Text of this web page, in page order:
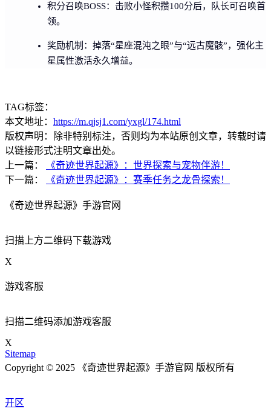
积分召唤BOSS：击败小怪积攒100分后，队长可召唤首
领。
奖励机制：掉落“星座混沌之眼”与“远古魔骸”，强化主
星属性激活永久增益。
TAG标签：
本文地址： https://m.qjsj1.com/yxgl/174.html
版权声明：除非特别标注，否则均为本站原创文章，转载时请
以链接形式注明文章出处。
上一篇：
《奇迹世界起源》：世界探索与宠物伴游！
下一篇：
《奇迹世界起源》：赛季任务之龙骨探索！
《奇迹世界起源》手游官网
扫描上方二维码下载游戏
X
游戏客服
扫描二维码添加游戏客服
X
Sitemap
Copyright © 2025 《奇迹世界起源》手游官网 版权所有
开区